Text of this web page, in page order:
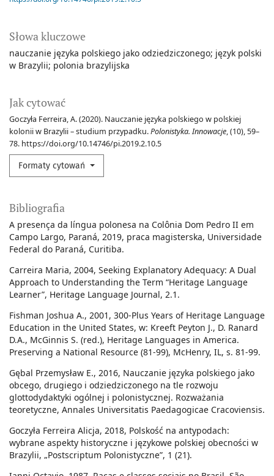
Słowa kluczowe
nauczanie języka polskiego jako odziedziczonego; język polski
w Brazylii; polonia brazylijska
Jak cytować
Goczyła Ferreira, A. (2020). Nauczanie języka polskiego w polskiej
kolonii w Brazylii – studium przypadku.Polonistyka. Innowacje, (10), 59–
78. https://doi.org/10.14746/pi.2019.2.10.5
Formaty cytowań
Bibliografia
A presença da língua polonesa na Colônia Dom Pedro II em
Campo Largo, Paraná, 2019, praca magisterska, Universidade
Federal do Paraná, Curitiba.
Carreira Maria, 2004, Seeking Explanatory Adequacy: A Dual
Approach to Understanding the Term “Heritage Language
Learner”, Heritage Language Journal, 2.1.
Fishman Joshua A., 2001, 300-Plus Years of Heritage Language
Education in the United States, w: Kreeft Peyton J., D. Ranard
D.A., McGinnis S. (red.), Heritage Languages in America.
Preserving a National Resource (81-99), McHenry, IL, s. 81-99.
Gębal Przemysław E., 2016, Nauczanie języka polskiego jako
obcego, drugiego i odziedziczonego na tle rozwoju
glottodydaktyki ogólnej i polonistycznej. Rozważania
teoretyczne, Annales Universitatis Paedagogicae Cracoviensis.
Goczyła Ferreira Alicja, 2018, Polskość na antypodach:
wybrane aspekty historyczne i językowe polskiej obecności w
Brazylii, „Postscriptum Polonistyczne”, 1 (21).